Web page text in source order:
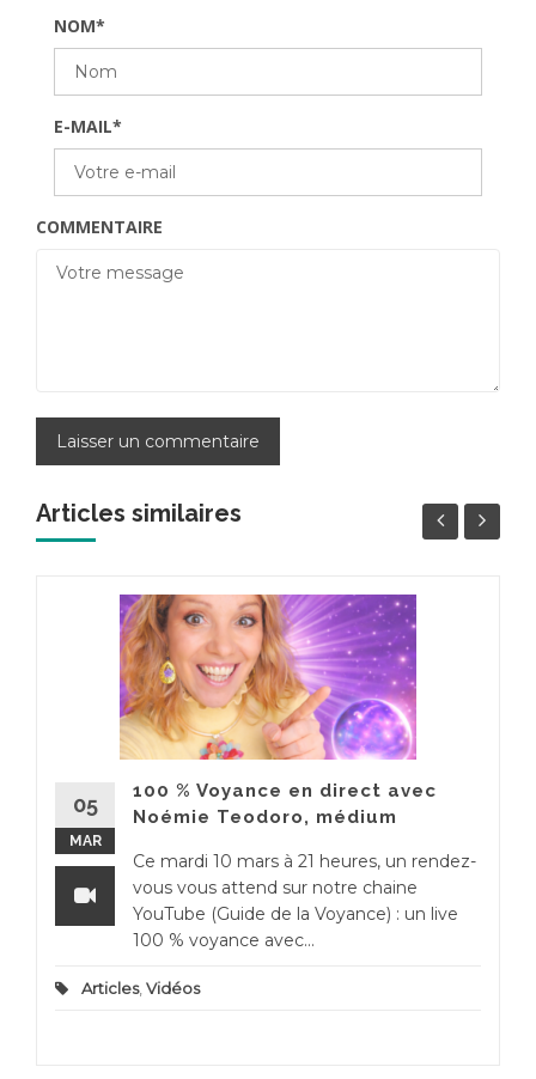
NOM*
E-MAIL*
COMMENTAIRE
Articles similaires
05
MAR
100 % Voyance en direct avec
Noémie Teodoro, médium
Ce mardi 10 mars à 21 heures, un rendez-
vous vous attend sur notre chaine
YouTube (Guide de la Voyance) : un live
100 % voyance avec...
Articles, Vidéos